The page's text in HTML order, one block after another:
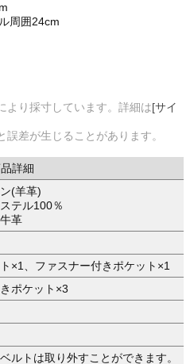
周囲24cm
り採寸しています。詳細は[サイ
差が生じることがあります。
詳細
(羊革)
テル100％
革
×1、ファスナー付きポケット×1
ポケット×3
ルトは取り外すことができます。